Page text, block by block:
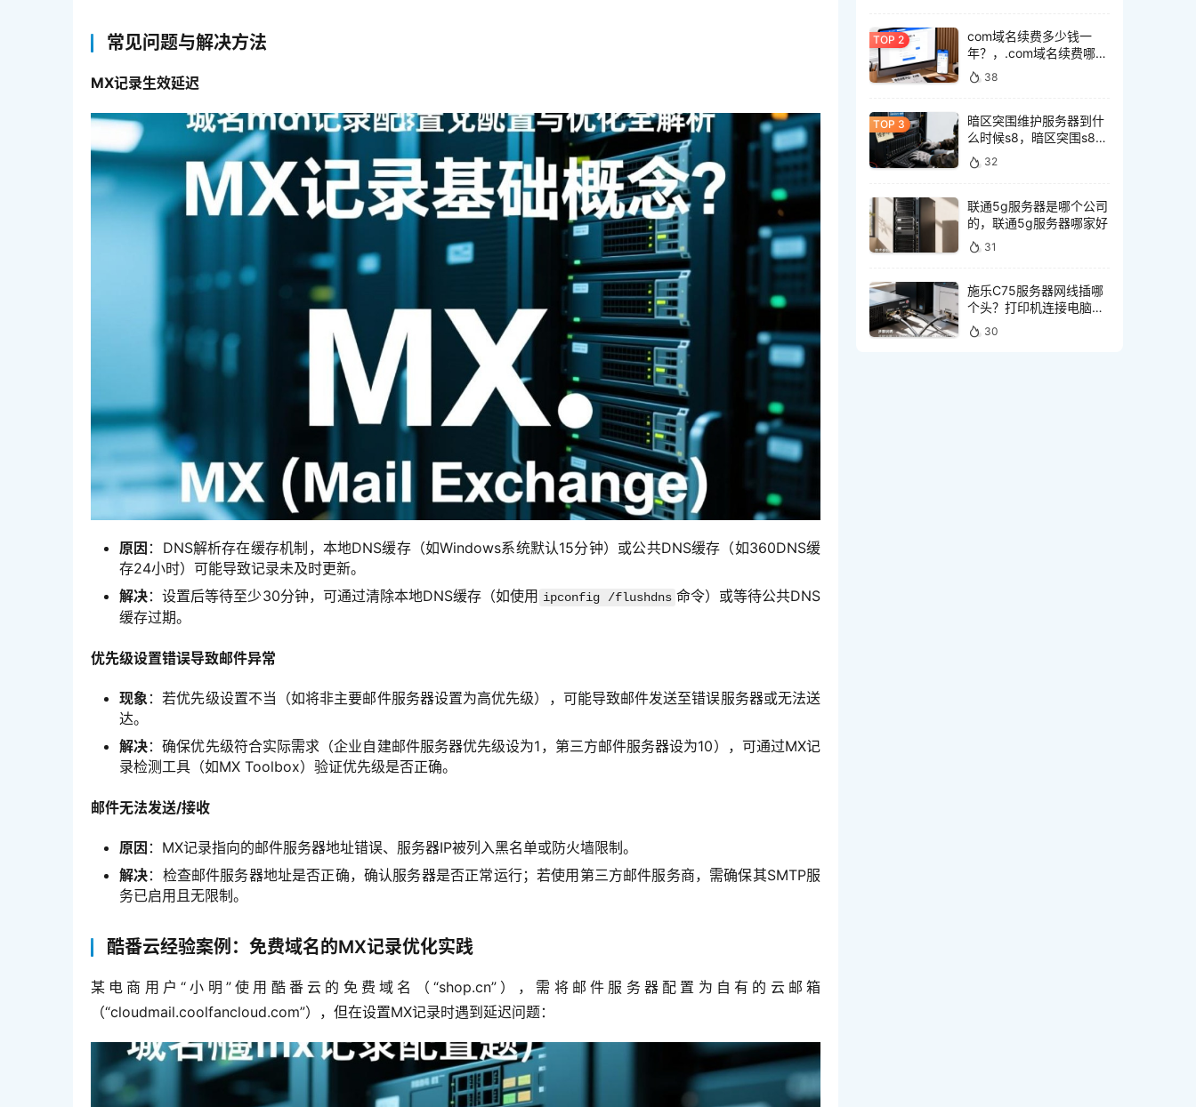
常见问题与解决方法
MX记录生效延迟
原因 ：DNS解析存在缓存机制，本地DNS缓存（如Windows系统默认15分钟）或公共DNS缓存（如360DNS缓
存24小时）可能导致记录未及时更新。
解决：设置后等待至少30分钟，可通过清除本地DNS缓存（如使用 ipconfig /flushdns 命令）或等待公共DNS
缓存过期。
优先级设置错误导致邮件异常
现象 ：若优先级设置不当（如将非主要邮件服务器设置为高优先级），可能导致邮件发送至错误服务器或无法送
达。
解决：确保优先级符合实际需求（企业自建邮件服务器优先级设为1，第三方邮件服务器设为10），可通过MX记
录检测工具（如MX Toolbox）验证优先级是否正确。
邮件无法发送/接收
原因 ：MX记录指向的邮件服务器地址错误、服务器IP被列入黑名单或防火墙限制。
解决：检查邮件服务器地址是否正确，确认服务器是否正常运行；若使用第三方邮件服务商，需确保其SMTP服
务已启用且无限制。
酷番云经验案例：免费域名的MX记录优化实践
某电商用户“小明”使用酷番云的免费域名（“shop.cn”），需将邮件服务器配置为自有的云邮箱
（“cloudmail.coolfancloud.com”），但在设置MX记录时遇到延迟问题：
com域名续费多少钱一
年？，.com域名续费哪里
最便宜
38
暗区突围维护服务器到什
么时候s8，暗区突围s8什
么时候维护好？
32
联通5g服务器是哪个公司
的，联通5g服务器哪家好
31
施乐C75服务器网线插哪
个头？打印机连接电脑网
线接口怎么选
30